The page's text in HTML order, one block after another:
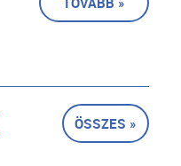
ÖSSZES »